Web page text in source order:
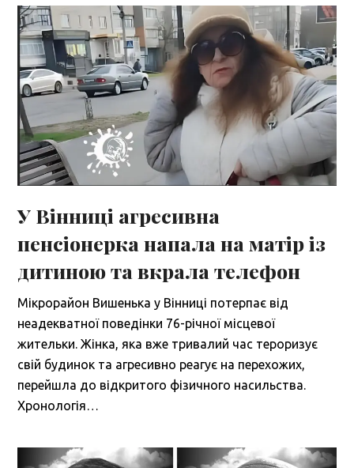
У Вінниці агресивна
пенсіонерка напала на матір із
дитиною та вкрала телефон
Мікрорайон Вишенька у Вінниці потерпає від
неадекватної поведінки 76-річної місцевої
жительки. Жінка, яка вже тривалий час тероризує
свій будинок та агресивно реагує на перехожих,
перейшла до відкритого фізичного насильства.
Хронологія…